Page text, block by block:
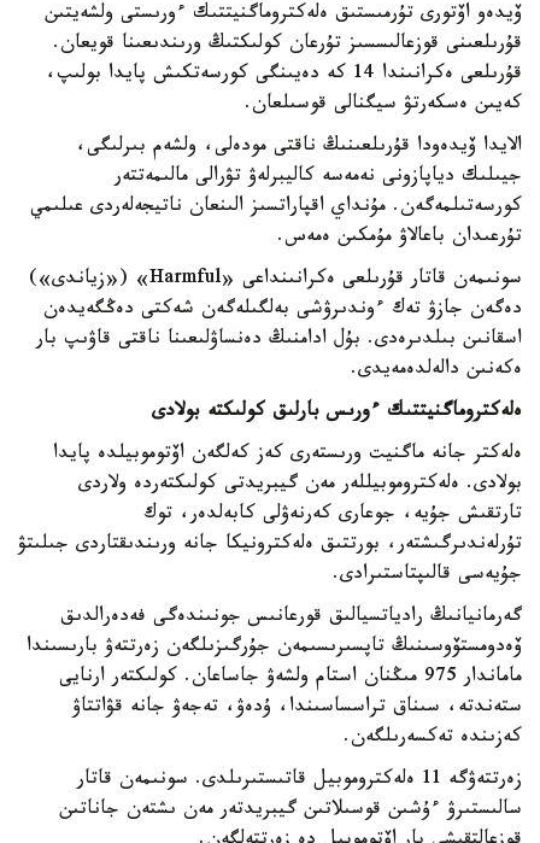
ۆيدەو اۆتورى تۇرمىستىق ەلەكتروماگنيتتىك ءورىستى ولشەيتىن
قۇرىلعىنى قوزعالىسسىز تۇرعان كولىكتىڭ ورىندىعىنا قويعان.
قۇرىلعى ەكرانىندا 14 كە دەيىنگى كورسەتكىش پايدا بولىپ،
كەيىن ەسكەرتۋ سيگنالى قوسىلعان.
الايدا ۆيدەودا قۇرىلعىنىڭ ناقتى مودەلى، ولشەم بىرلىگى،
جيىلىك دياپازونى نەمەسە كاليبرلەۋ تۋرالى مالىمەتتەر
كورسەتىلمەگەن. مۇنداي اقپاراتسىز الىنعان ناتيجەلەردى عىلىمي
تۇرعىدان باعالاۋ مۇمكىن ەمەس.
سونىمەن قاتار قۇرىلعى ەكرانىنداعى «Harmful» («زياندى»)
دەگەن جازۋ تەك ءوندىرۋشى بەلگىلەگەن شەكتى دەڭگەيدەن
اسقانىن بىلدىرەدى. بۇل ادامنىڭ دەنساۋلىعىنا ناقتى قاۋىپ بار
ەكەنىن دالەلدەمەيدى.
ەلەكتروماگنيتتىك ءورىس بارلىق كولىكتە بولادى
ەلەكتر جانە ماگنيت ورىستەرى كەز كەلگەن اۆتوموبيلدە پايدا
بولادى. ەلەكتروموبيللەر مەن گيبريدتى كولىكتەردە ولاردى
تارتقىش جۇيە، جوعارى كەرنەۋلى كابەلدەر، توك
تۇرلەندىرگىشتەر، بورتتىق ەلەكترونيكا جانە ورىندىقتاردى جىلىتۋ
جۇيەسى قالىپتاستىرادى.
گەرمانيانىڭ رادياتسيالىق قورعانىس جونىندەگى فەدەرالدىق
ۆەدومستۆوسىنىڭ تاپسىرىسىمەن جۇرگىزىلگەن زەرتتەۋ بارىسىندا
ماماندار 975 مىڭنان استام ولشەۋ جاساعان. كولىكتەر ارنايى
ستەندتە، سىناق تراسساسىندا، ۇدەۋ، تەجەۋ جانە قۋاتتاۋ
كەزىندە تەكسەرىلگەن.
زەرتتەۋگە 11 ەلەكتروموبيل قاتىستىرىلدى. سونىمەن قاتار
سالىستىرۋ ءۇشىن قوسىلاتىن گيبريدتەر مەن ىشتەن جاناتىن